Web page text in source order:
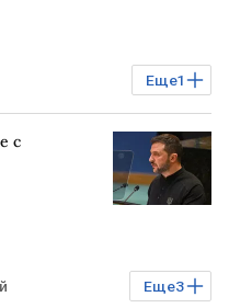
Еще1
с
Еще3